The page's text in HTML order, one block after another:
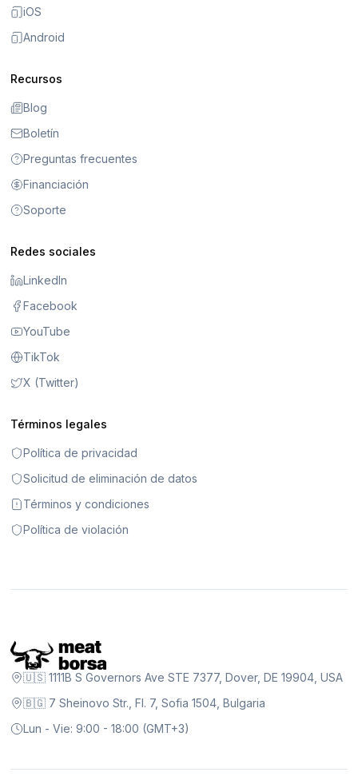
iOS
Android
Recursos
Blog
Boletín
Preguntas frecuentes
Financiación
Soporte
Redes sociales
LinkedIn
Facebook
YouTube
TikTok
X (Twitter)
Términos legales
Política de privacidad
Solicitud de eliminación de datos
Términos y condiciones
Política de violación
🇺🇸 1111B S Governors Ave STE 7377, Dover, DE 19904, USA
🇧🇬 7 Sheinovo Str., Fl. 7, Sofia 1504, Bulgaria
Lun - Vie: 9:00 - 18:00 (GMT+3)